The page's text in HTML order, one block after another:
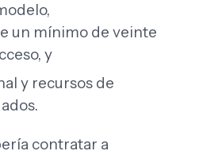
un mínimo de veinte
y
y recursos de
contratar a